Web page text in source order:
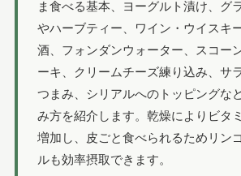
ま食べる基本、ヨーグルト漬け、グ
やハーブティー、ワイン・ウイスキ
酒、フォンダンウォーター、スコー
ーキ、クリームチーズ練り込み、サ
つまみ、シリアルへのトッピングな
み方を紹介します。乾燥によりビタ
増加し、皮ごと食べられるためリン
ルも効率摂取できます。